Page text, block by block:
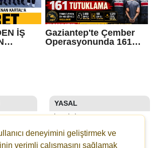
İŞ
Gaziantep'te Çember
Operasyonunda 161
YASAL
İLETIŞIM
KÜNYE
YAYIN İLKELERI
deneyimini geliştirmek ve
verimli çalışmasını sağlamak